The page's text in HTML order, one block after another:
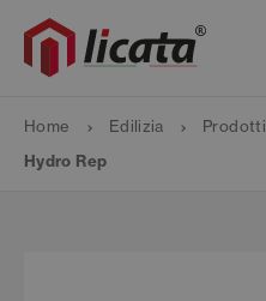
Home Edilizia Prodotti
Hydro Rep